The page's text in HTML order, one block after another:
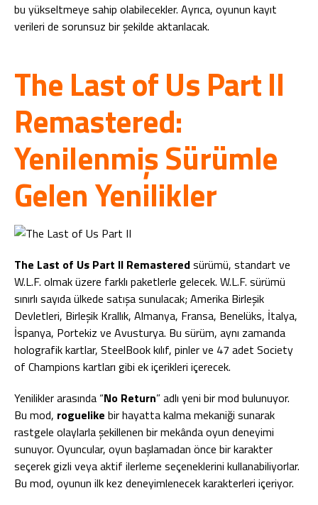
bu yükseltmeye sahip olabilecekler. Ayrıca, oyunun kayıt
verileri de sorunsuz bir şekilde aktarılacak.
The Last of Us Part II
Remastered:
Yenilenmiş Sürümle
Gelen Yenilikler
The Last of Us Part II Remasteredsürümü, standart ve
W.L.F. olmak üzere farklı paketlerle gelecek. W.L.F. sürümü
sınırlı sayıda ülkede satışa sunulacak; Amerika Birleşik
Devletleri, Birleşik Krallık, Almanya, Fransa, Benelüks, İtalya,
İspanya, Portekiz ve Avusturya. Bu sürüm, aynı zamanda
holografik kartlar, SteelBook kılıf, pinler ve 47 adet Society
of Champions kartları gibi ek içerikleri içerecek.
Yenilikler arasında “No Return” adlı yeni bir mod bulunuyor.
Bu mod, roguelike bir hayatta kalma mekaniği sunarak
rastgele olaylarla şekillenen bir mekânda oyun deneyimi
sunuyor. Oyuncular, oyun başlamadan önce bir karakter
seçerek gizli veya aktif ilerleme seçeneklerini kullanabiliyorlar.
Bu mod, oyunun ilk kez deneyimlenecek karakterleri içeriyor.